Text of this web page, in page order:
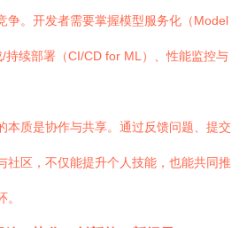
争。开发者需要掌握模型服务化（Model
持续部署（CI/CD for ML）、性能监控与
本质是协作与共享。通过反馈问题、提交
社区，不仅能提升个人技能，也能共同推